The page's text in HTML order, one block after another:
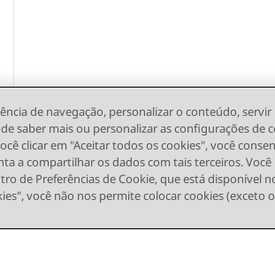
de navegação, personalizar o conteúdo,
saber mais ou personalizar as configurações de
clicar em "Aceitar todos os cookies", você
a compartilhar os dados com tais terceiros.
de Preferências de Cookie, que está disponível
você não nos permite colocar cookies (exceto